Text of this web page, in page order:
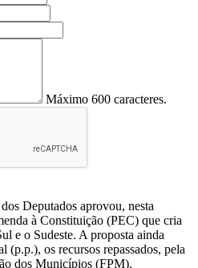
Máximo 600 caracteres.
Deputados aprovou, nesta
à Constituição (PEC) que cria
e o Sudeste. A proposta ainda
(p.p.), os recursos repassados, pela
dos Municípios (FPM).